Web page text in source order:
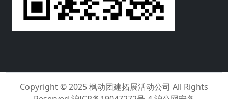
Copyright © 2025枫动团建拓展活动公司 All Rights